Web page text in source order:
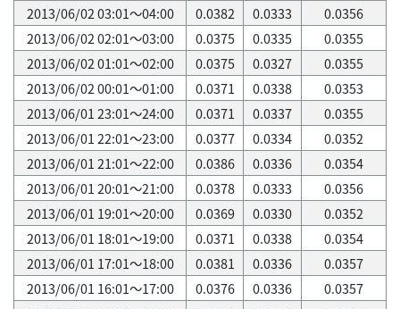
2013/06/02 03:01～04:00
0.0382 0.0333
0.0356
2013/06/02 02:01～03:00
0.0375 0.0335
0.0355
2013/06/02 01:01～02:00
0.0375 0.0327
0.0355
2013/06/02 00:01～01:00
0.0371 0.0338
0.0353
2013/06/01 23:01～24:00
0.0371 0.0337
0.0355
2013/06/01 22:01～23:00
0.0377 0.0334
0.0352
2013/06/01 21:01～22:00
0.0386 0.0336
0.0354
2013/06/01 20:01～21:00
0.0378 0.0333
0.0356
2013/06/01 19:01～20:00
0.0369 0.0330
0.0352
2013/06/01 18:01～19:00
0.0371 0.0338
0.0354
2013/06/01 17:01～18:00
0.0381 0.0336
0.0357
2013/06/01 16:01～17:00
0.0376 0.0336
0.0357